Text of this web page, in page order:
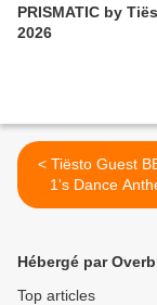
PRISMATIC by
2026
< Tiësto Guest BBC Radio
1's Dance
august 2012,
Hébergé par
Top articles